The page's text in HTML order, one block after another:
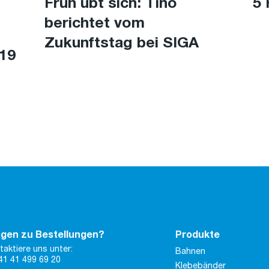
Früh übt sich: Tino
berichtet vom
Zukunftstag bei SIGA
5
zu Bestellungen?
uns unter:
41 499 69 20
Produkte
Bahnen
Klebebänder